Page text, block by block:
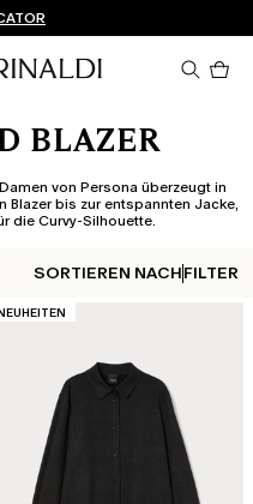
RÜCKSENDUNG
SIE SICH JETZT
BLAZER
von Persona überzeugt in
bis zur entspannten Jacke,
die Curvy-Silhouette.
SORTIEREN NACHFILTER